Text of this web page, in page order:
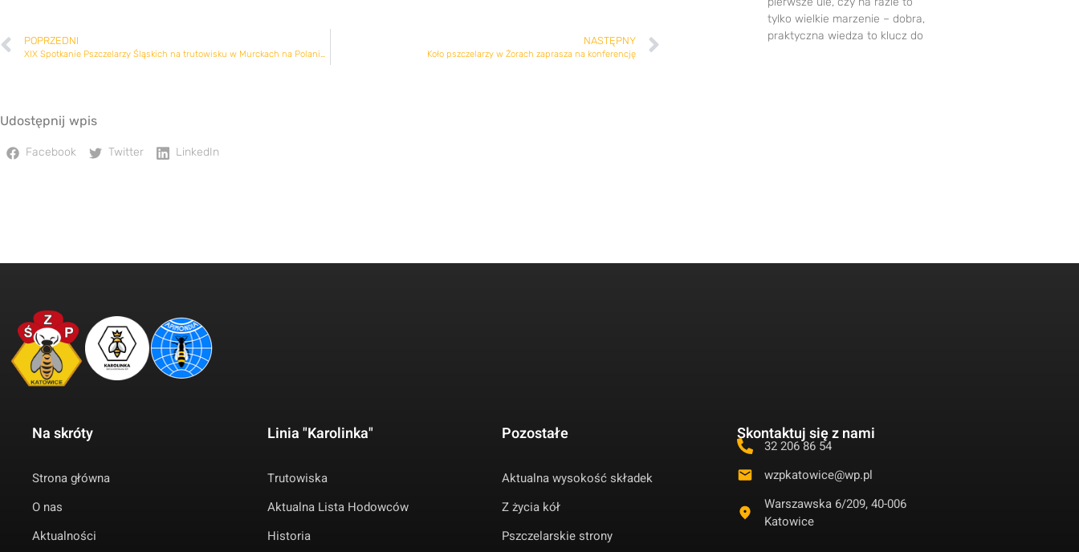
POPRZEDNI
XIX Spotkanie Pszczelarzy Śląskich na trutowisku w Murckach na Polanie Hamerla
NASTĘPNY
Koło pszczelarzy w Żorach zaprasza na konferencję
Udostępnij wpis
Facebook Twitter LinkedIn
tylko wielkie marzenie – dobra,
praktyczna wiedza to klucz do
Na skróty
Strona główna
O nas
Aktualności
Linia "Karolinka"
Trutowiska
Aktualna Lista Hodowców
Historia
Pozostałe
Aktualna wysokość składek
Z życia kół
Pszczelarskie strony
Skontaktuj się z nami
32 206 86 54
wzpkatowice@wp.pl
Warszawska 6/209, 40-006
Katowice